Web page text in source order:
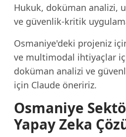
Hukuk, doküman analizi,
ve güvenlik-kritik
Osmaniye'deki projeniz
ve multimodal ihtiyaçlar
doküman analizi ve
için Claude öneririz.
Osmaniye
Yapay Zeka